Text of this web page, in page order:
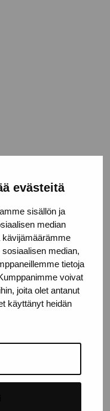
evästeitä
sisällön ja
median
median,
tietoja
voivat
joita olet antanut
käyttänyt heidän
aktuella
för vidare kontakt